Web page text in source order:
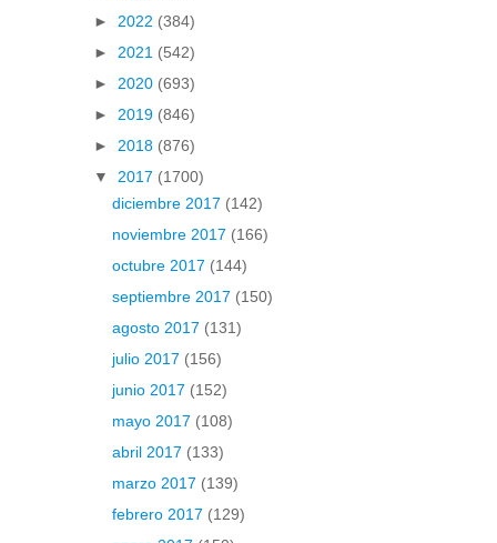
► 2022 (384)
► 2021 (542)
► 2020 (693)
► 2019 (846)
► 2018 (876)
▼ 2017 (1700)
diciembre 2017 (142)
noviembre 2017 (166)
octubre 2017 (144)
septiembre 2017 (150)
agosto 2017 (131)
julio 2017 (156)
junio 2017 (152)
mayo 2017 (108)
abril 2017 (133)
marzo 2017 (139)
febrero 2017 (129)